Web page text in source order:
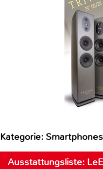
Kategorie: Smartphones
Ausstattungsliste: